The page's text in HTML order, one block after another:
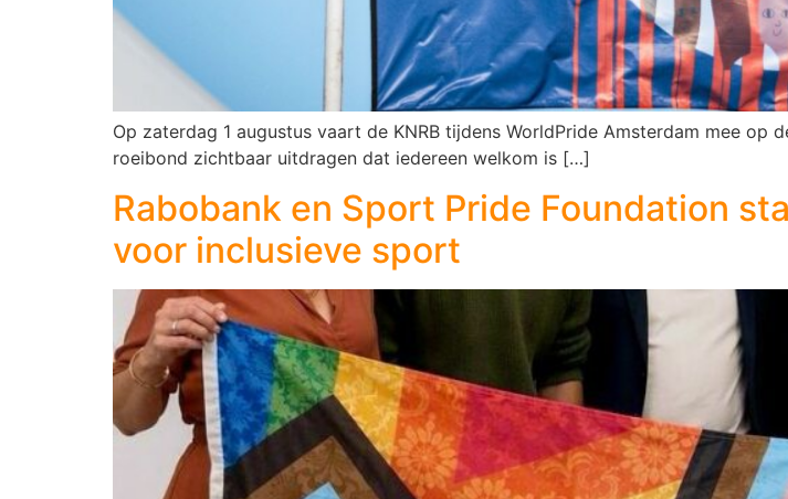
Op zaterdag 1 augustus vaart de KNRB tijdens WorldPride Amsterdam mee
roeibond zichtbaar uitdragen dat iedereen welkom is […]
Rabobank en Sport Pride Foundation
voor inclusieve sport